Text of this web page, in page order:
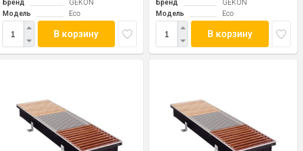
Бренд
GEKON
Модель
Eco
В корзину
Бренд
GEKON
Модель
Eco
В корзину